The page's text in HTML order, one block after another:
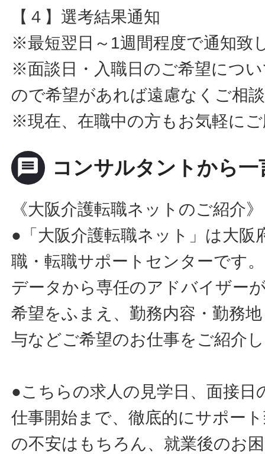
【４】選考結果通知
※最短翌日～1週間程度で通知致
※面談日・入職日のご希望につ
ので希望があれば遠慮なくご相
※現在、在職中の方もお気軽に
message コンサルタントから一
《大阪介護転職ネットのご紹介》
●「大阪介護転職ネット」は大阪
職・転職サポートセンターです
データから専任のアドバイザー
希望をふまえ、勤務内容・勤務
与などご希望のお仕事をご紹介
●こちらの求人の見学日、面接日
仕事開始まで、徹底的にサポー
の不安はもちろん、就業後のお